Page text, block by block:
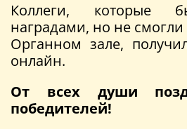
Коллеги, которые
наградами, но не смогли
Органном зале,
онлайн.
От всех души
победителей!